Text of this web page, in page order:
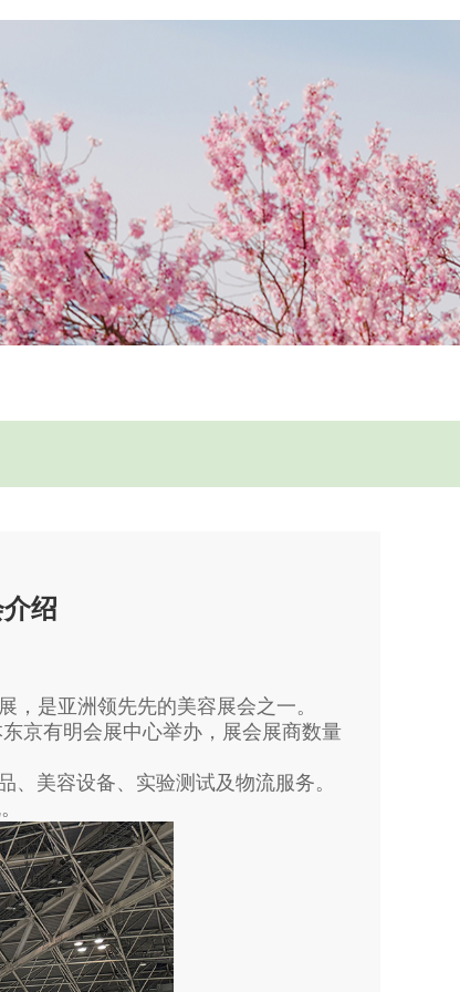
绍
，是亚洲领先先的美容展会之一。
京有明会展中心举办，展会展商数量
美容设备、实验测试及物流服务。